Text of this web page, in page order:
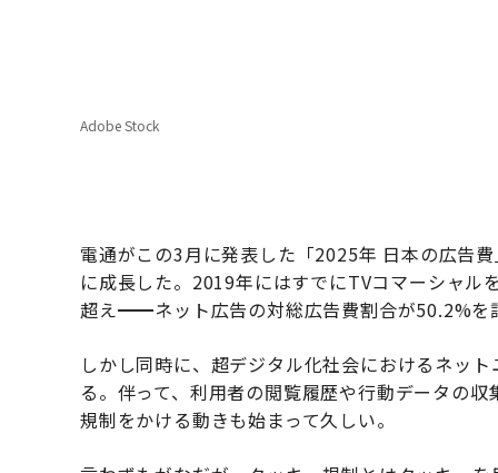
Adobe Stock
電通がこの3月に発表した「2025年 日本の広告
に成長した。2019年にはすでにTVコマーシャ
超え━━ネット広告の対総広告費割合が50.2%を
しかし同時に、超デジタル化社会におけるネッ
る。伴って、利用者の閲覧履歴や行動データの
規制をかける動きも始まって久しい。